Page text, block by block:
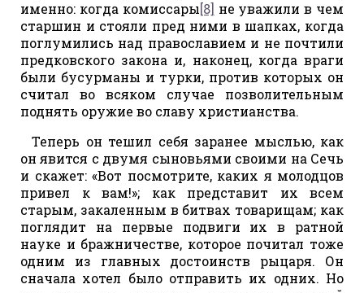
именно: когда комиссары[8] не уважили в чем
старшин и стояли пред ними в шапках, когда
поглумились над православием и не почтили
предковского закона и, наконец, когда враги
были бусурманы и турки, против которых он
считал во всяком случае позволительным
поднять оружие во славу христианства.
Теперь он тешил себя заранее мыслью, как
он явится с двумя сыновьями своими на Сечь
и скажет: «Вот посмотрите, каких я молодцов
привел к вам!»; как представит их всем
старым, закаленным в битвах товарищам; как
поглядит на первые подвиги их в ратной
науке и бражничестве, которое почитал тоже
одним из главных достоинств рыцаря. Он
сначала хотел было отправить их одних. Но